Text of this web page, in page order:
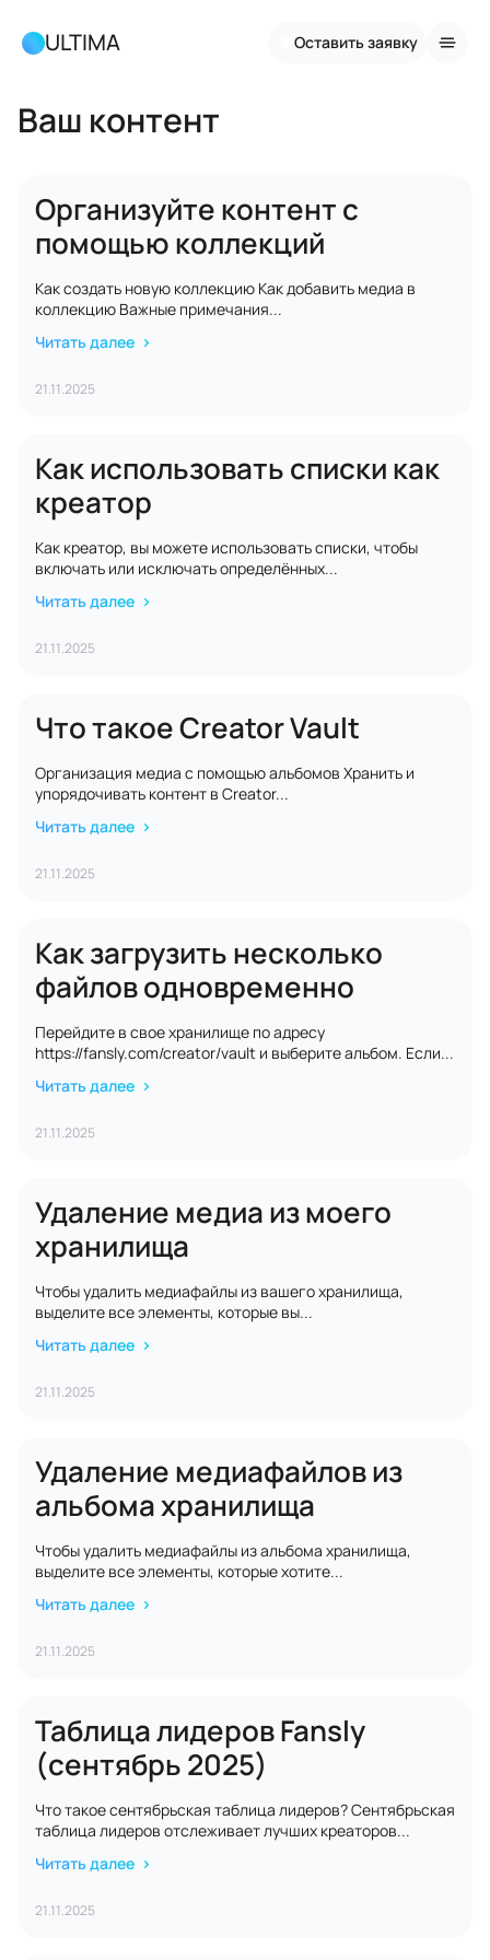
ULTIMA Оставить заявку
Ваш контент
Организуйте контент с
помощью коллекций
Как создать новую коллекцию Как добавить медиа в
коллекцию Важные примечания...
Читать далее
21.11.2025
Как использовать списки как
креатор
Как креатор, вы можете использовать списки, чтобы
включать или исключать определённых...
Читать далее
21.11.2025
Что такое Creator Vault
Организация медиа с помощью альбомов Хранить и
упорядочивать контент в Creator...
Читать далее
21.11.2025
Как загрузить несколько
файлов одновременно
Перейдите в свое хранилище по адресу
https://fansly.com/creator/vault и выберите альбом. Если...
Читать далее
21.11.2025
Удаление медиа из моего
хранилища
Чтобы удалить медиафайлы из вашего хранилища,
выделите все элементы, которые вы...
Читать далее
21.11.2025
Удаление медиафайлов из
альбома хранилища
Чтобы удалить медиафайлы из альбома хранилища,
выделите все элементы, которые хотите...
Читать далее
21.11.2025
Таблица лидеров Fansly
(сентябрь 2025)
Что такое сентябрьская таблица лидеров? Сентябрьская
таблица лидеров отслеживает лучших креаторов...
Читать далее
21.11.2025